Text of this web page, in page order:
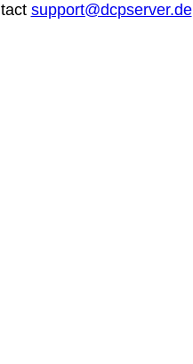
support@dcpserver.de